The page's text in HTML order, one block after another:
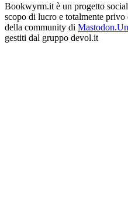
Bookwyrm.it è un progetto
scopo di lucro e totalmente
della community di
gestiti dal gruppo devol.it